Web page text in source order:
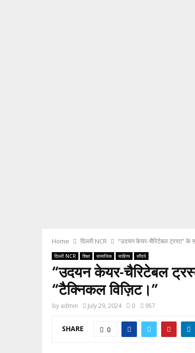
Home दिल्ली NCR “उदयन केयर-चैरिटेबल ट्रस्ट” के
दिल्ली NCR शिक्षा सामाजिक साहित्य सौंदर्य
“उदयन केयर-चैरिटेबल
“टैक्निकल विज़िट।”
by admin July 29, 2024 0 957
SHARE 0